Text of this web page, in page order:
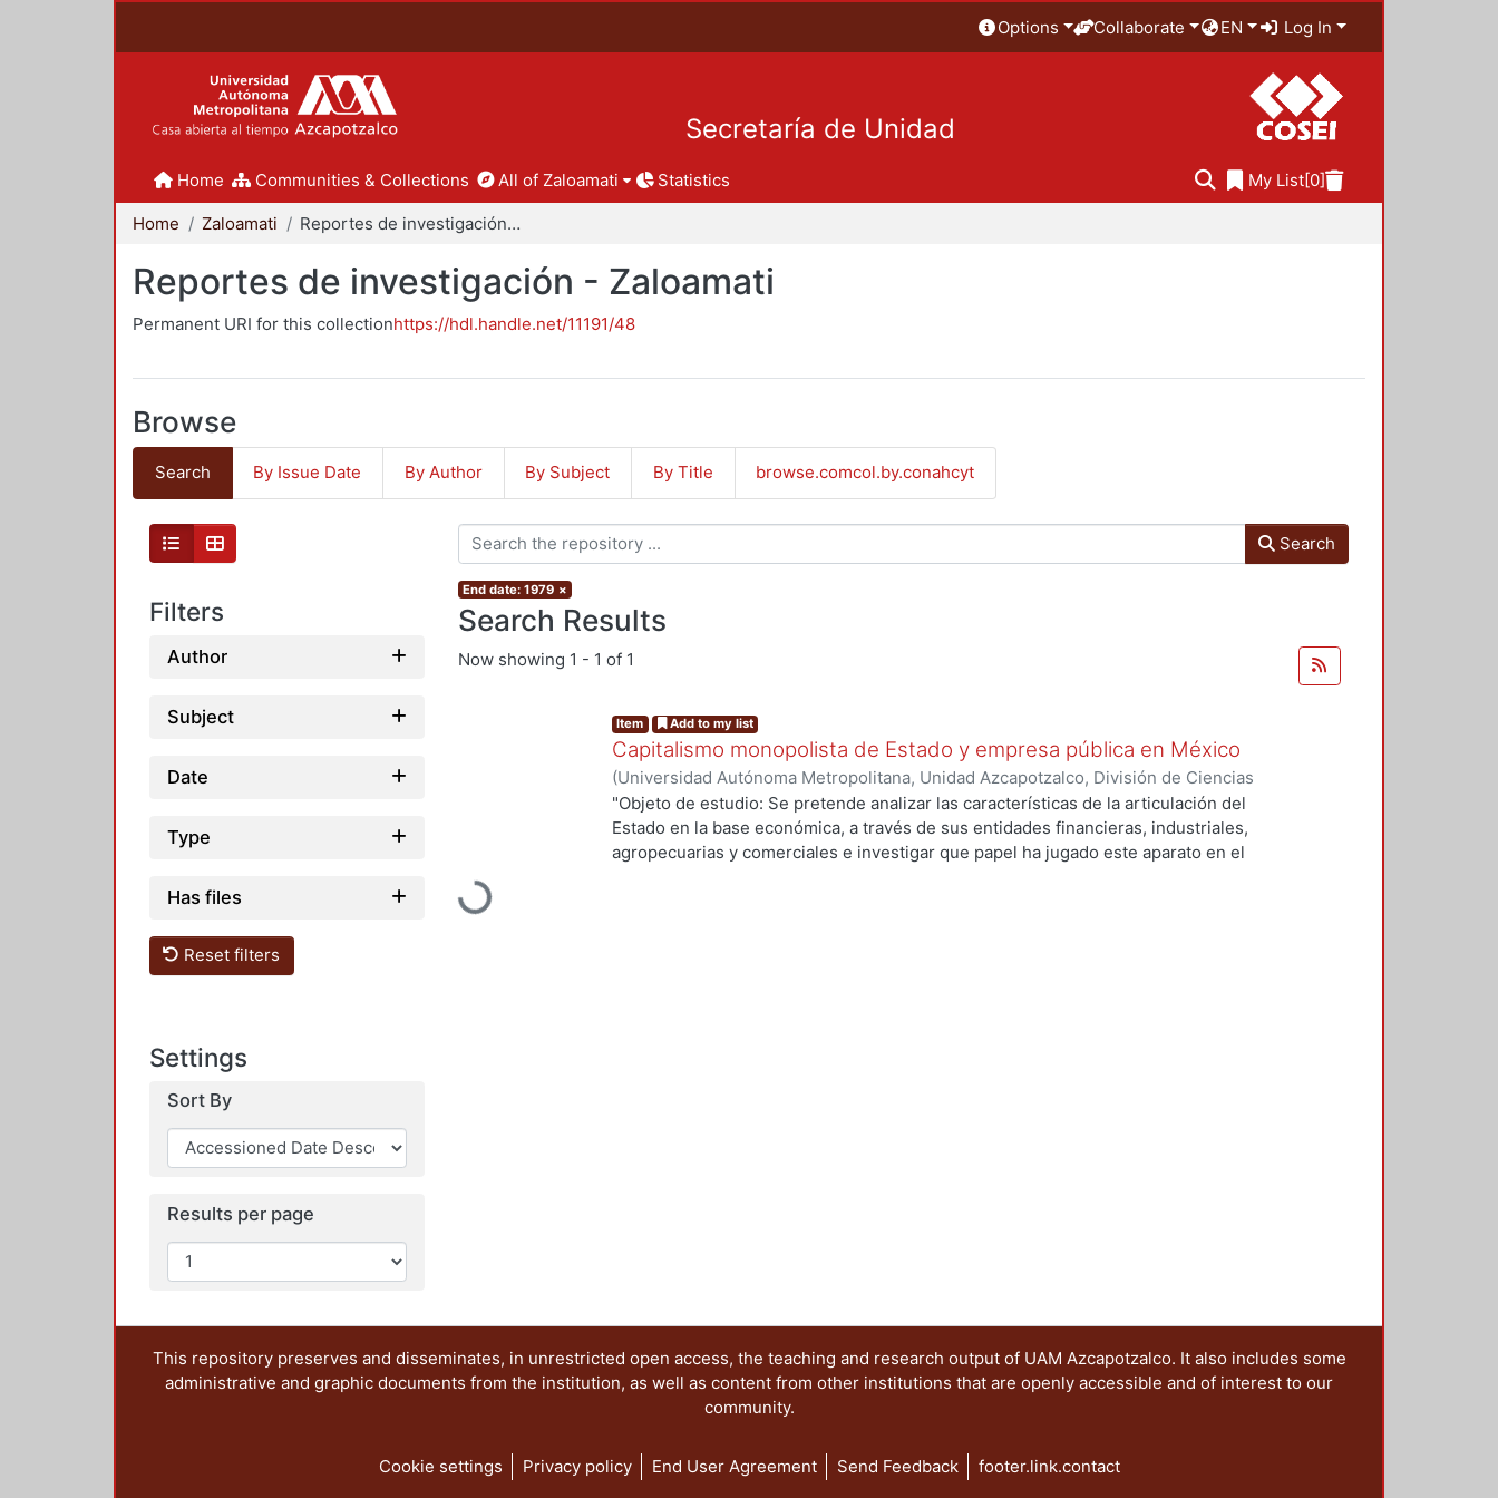
Options Collaborate EN Log In
Secretaría de Unidad
Home Communities & Collections All of Zaloamati Statistics My List[0]
Home Zaloamati Reportes de investigación - Zaloamati
Reportes de investigación - Zaloamati
Permanent URI for this collectionhttps://hdl.handle.net/11191/48
Browse
Search By Issue Date By Author By Subject By Title browse.comcol.by.conahcyt
Filters
Author
Subject
Date
Type
Has files
Reset filters
Settings
Sort By
Results per page
Search
End date: 1979 ×
Search Results
Now showing 1 - 1 of 1
Loading...
Item Add to my list
Capitalismo monopolista de Estado y empresa pública en México
(Universidad Autónoma Metropolitana, Unidad Azcapotzalco, División de Ciencias
Sociales y Humanidades, Departamento de Administración,1979 )Núñez Estrada,
Héctor
"Objeto de estudio: Se pretende analizar las características de la articulación del
Estado en la base económica, a través de sus entidades financieras, industriales,
agropecuarias y comerciales e investigar que papel ha jugado este aparato en el
This repository preserves and disseminates, in unrestricted open access, the teaching and research output of UAM Azcapotzalco. It also includes some
administrative and graphic documents from the institution, as well as content from other institutions that are openly accessible and of interest to our
community.
Cookie settings Privacy policy End User Agreement Send Feedback footer.link.contact